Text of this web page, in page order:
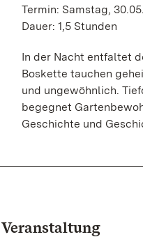
Termin: Samstag,
Dauer: 1,5 Stunden
In der Nacht entfaltet
Boskette tauchen
und ungewöhnlich.
begegnet
Geschichte und